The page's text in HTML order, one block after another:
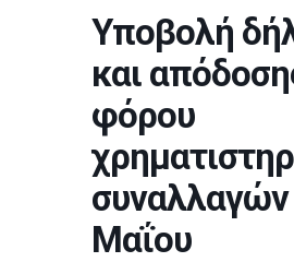
Υποβολή
και
φόρου
Μαΐου